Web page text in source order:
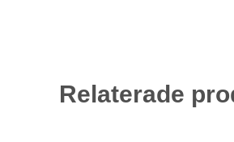
Relaterade